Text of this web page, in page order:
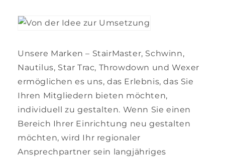
Unsere Marken – StairMaster, Schwinn,
Nautilus, Star Trac, Throwdown und Wexer
ermöglichen es uns, das Erlebnis, das Sie
Ihren Mitgliedern bieten möchten,
individuell zu gestalten. Wenn Sie einen
Bereich Ihrer Einrichtung neu gestalten
möchten, wird Ihr regionaler
Ansprechpartner sein langjähriges